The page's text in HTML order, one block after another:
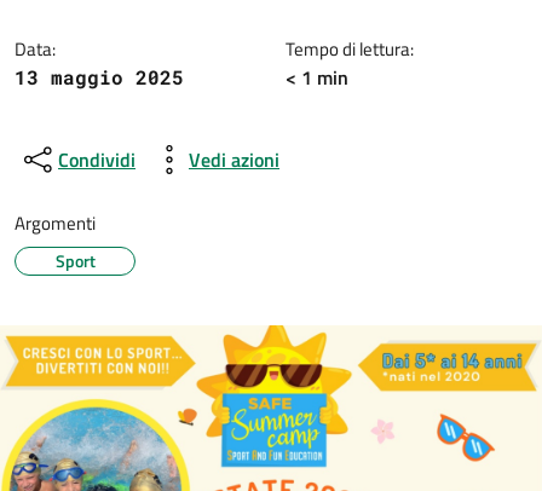
Data:
13 maggio 2025
Tempo di lettura:
< 1 min
Condividi Vedi azioni
Argomenti
Sport